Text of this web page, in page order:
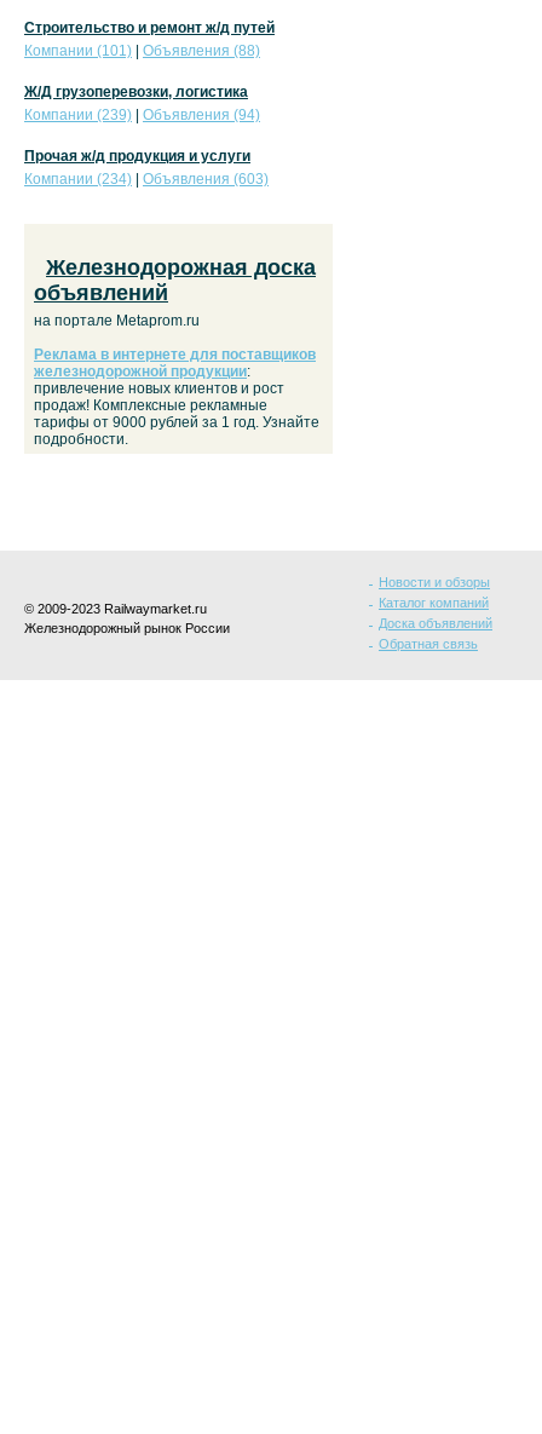
Строительство и ремонт ж/д путей
Компании (101)
Объявления (88)
Ж/Д грузоперевозки, логистика
Компании (239)
Объявления (94)
Прочая ж/д продукция и услуги
Компании (234)
Объявления (603)
Железнодорожная доска
объявлений
на портале Metaprom.ru
Реклама в интернете для поставщиков
железнодорожной продукции:
привлечение новых клиентов и рост
продаж! Комплексные рекламные
тарифы от 9000 рублей за 1 год. Узнайте
подробности.
© 2009-2023 Railwaymarket.ru
Железнодорожный рынок России
Новости и обзоры
Каталог компаний
Доска объявлений
Обратная связь